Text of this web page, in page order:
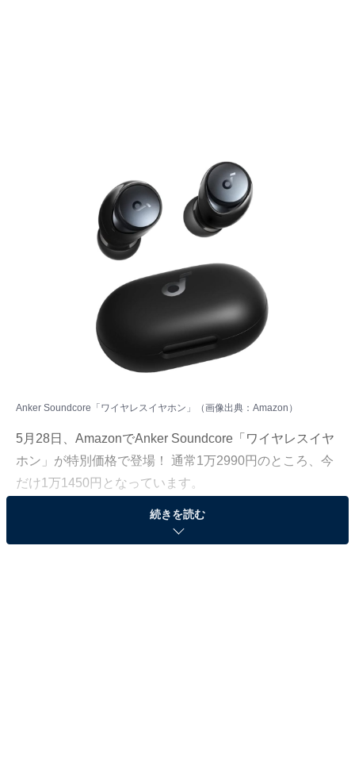
Anker Soundcore「ワイヤレスイヤホン」（画像出典：Amazon）
5月28日、AmazonでAnker Soundcore「ワイヤレスイヤ
ホン」が特別価格で登場！ 通常1万2990円のところ、今
だけ1万1450円となっています。
そのほかにも注目の商品がラインナップされているの
続きを読む